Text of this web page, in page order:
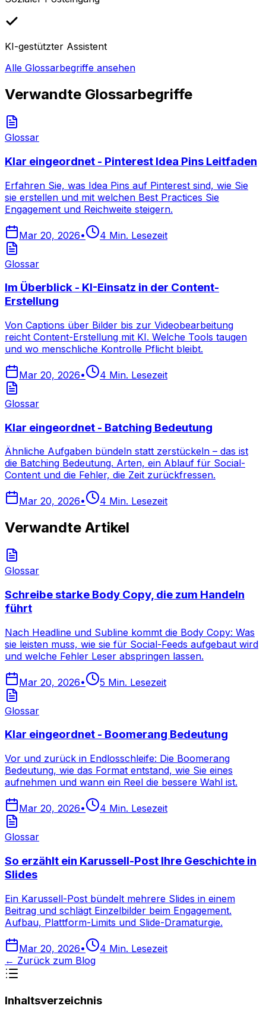
KI-gestützter Assistent
Alle Glossarbegriffe ansehen
Verwandte Glossarbegriffe
Glossar
Klar eingeordnet - Pinterest Idea Pins Leitfaden
Erfahren Sie, was Idea Pins auf Pinterest sind, wie Sie
sie erstellen und mit welchen Best Practices Sie
Engagement und Reichweite steigern.
Mar 20, 2026• 4 Min. Lesezeit
Glossar
Im Überblick - KI-Einsatz in der Content-
Erstellung
Von Captions über Bilder bis zur Videobearbeitung
reicht Content-Erstellung mit KI. Welche Tools taugen
und wo menschliche Kontrolle Pflicht bleibt.
Mar 20, 2026• 4 Min. Lesezeit
Glossar
Klar eingeordnet - Batching Bedeutung
Ähnliche Aufgaben bündeln statt zerstückeln – das ist
die Batching Bedeutung. Arten, ein Ablauf für Social-
Content und die Fehler, die Zeit zurückfressen.
Mar 20, 2026• 4 Min. Lesezeit
Verwandte Artikel
Glossar
Schreibe starke Body Copy, die zum Handeln
führt
Nach Headline und Subline kommt die Body Copy: Was
sie leisten muss, wie sie für Social-Feeds aufgebaut wird
und welche Fehler Leser abspringen lassen.
Mar 20, 2026• 5 Min. Lesezeit
Glossar
Klar eingeordnet - Boomerang Bedeutung
Vor und zurück in Endlosschleife: Die Boomerang
Bedeutung, wie das Format entstand, wie Sie eines
aufnehmen und wann ein Reel die bessere Wahl ist.
Mar 20, 2026• 4 Min. Lesezeit
Glossar
So erzählt ein Karussell-Post Ihre Geschichte in
Slides
Ein Karussell-Post bündelt mehrere Slides in einem
Beitrag und schlägt Einzelbilder beim Engagement.
Aufbau, Plattform-Limits und Slide-Dramaturgie.
Mar 20, 2026• 4 Min. Lesezeit
← Zurück zum Blog
Inhaltsverzeichnis